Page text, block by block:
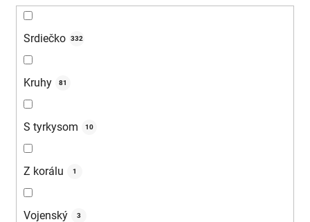
Srdiečko 332
Kruhy 81
S tyrkysom 10
Z korálu 1
Vojenský 3